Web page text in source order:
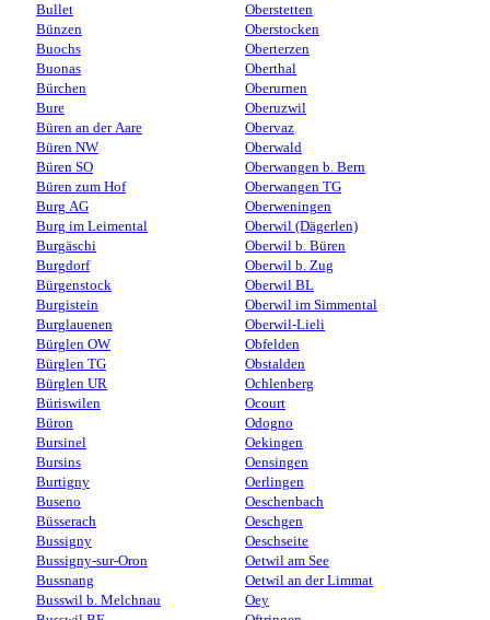
Bullet
Bünzen
Buochs
Buonas
Bürchen
Bure
Büren an der Aare
Büren NW
Büren SO
Büren zum Hof
Burg AG
Burg im Leimental
Burgäschi
Burgdorf
Bürgenstock
Burgistein
Burglauenen
Bürglen OW
Bürglen TG
Bürglen UR
Büriswilen
Büron
Bursinel
Bursins
Burtigny
Buseno
Büsserach
Bussigny
Bussigny-sur-Oron
Bussnang
Busswil b. Melchnau
Oberstetten
Oberstocken
Oberterzen
Oberthal
Oberurnen
Oberuzwil
Obervaz
Oberwald
Oberwangen b. Bern
Oberwangen TG
Oberweningen
Oberwil (Dägerlen)
Oberwil b. Büren
Oberwil b. Zug
Oberwil BL
Oberwil im Simmental
Oberwil-Lieli
Obfelden
Obstalden
Ochlenberg
Ocourt
Odogno
Oekingen
Oensingen
Oerlingen
Oeschenbach
Oeschgen
Oeschseite
Oetwil am See
Oetwil an der Limmat
Oey